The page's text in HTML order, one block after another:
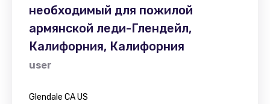
необходимый для пожилой
армянской леди-Глендейл,
Калифорния, Калифорния
user
Glendale CA US